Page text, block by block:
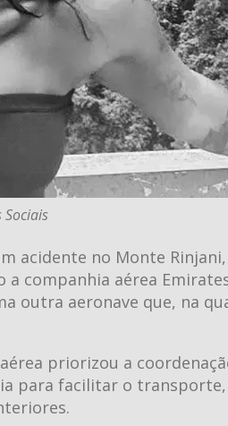
Sociais
acidente no Monte
a companhia aérea
outra aeronave que, na
priorizou a
para facilitar o